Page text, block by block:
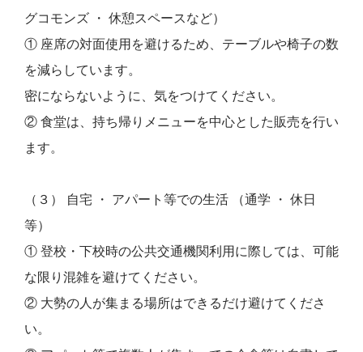
グコモンズ ・ 休憩スペースなど）
① 座席の対面使用を避けるため、テーブルや椅子の数
を減らしています。
密にならないように、気をつけてください。
② 食堂は、持ち帰りメニューを中心とした販売を行い
ます。
（３） 自宅 ・ アパート等での生活 （通学 ・ 休日
等）
① 登校・下校時の公共交通機関利用に際しては、可能
な限り混雑を避けてください。
② 大勢の人が集まる場所はできるだけ避けてくださ
い。